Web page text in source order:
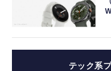
テック系